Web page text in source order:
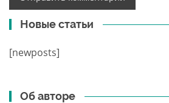
Новые статьи
[newposts]
Об авторе